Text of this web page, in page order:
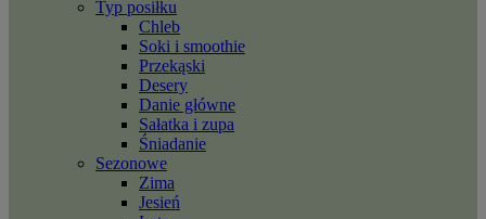
Typ posiłku
Chleb
Soki i smoothie
Przekąski
Desery
Danie główne
Sałatka i zupa
Śniadanie
Sezonowe
Zima
Jesień